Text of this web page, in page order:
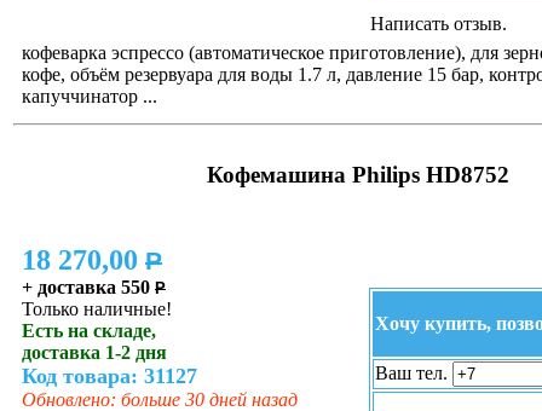
Написать отзыв.
кофеварка эспрессо (автоматическое приготовление), для
кофе, объём резервуара для воды 1.7 л, давление 15 бар,
капуччинатор ...
Кофемашина Philips HD8752
18 270,00 P
+ доставка 550 P
Только наличные!
Есть на складе,
доставка 1-2 дня
Код товара: 31127
Обновлено: больше 30 дней назад
Хочу купить,
Ваш тел.